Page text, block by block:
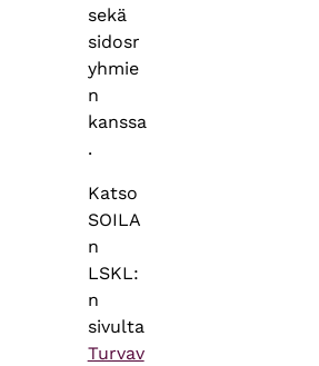
sekä
sidosr
yhmie
n
kanssa
.
Katso
SOILA
n
LSKL:
n
sivulta
Turvav